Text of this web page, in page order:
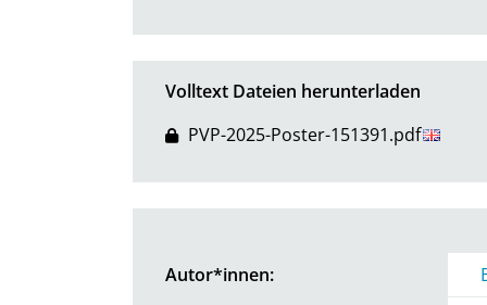
Volltext Dateien herunterladen
PVP-2025-Poster-151391.pdf
Autor*innen: